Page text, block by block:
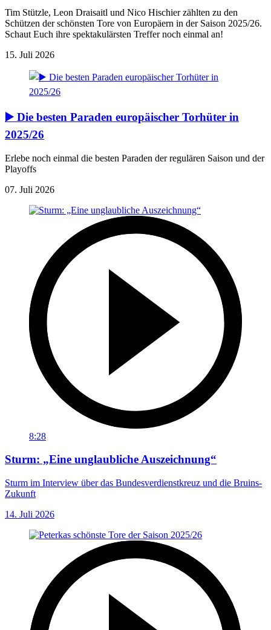
Tim Stützle, Leon Draisaitl und Nico Hischier zählten zu den
Schützen der schönsten Tore von Europäern in der Saison 2025/26.
Schaut Euch ihre spektakulärsten Treffer noch einmal an!
15. Juli 2026
▶️ Die besten Paraden europäischer Torhüter in
2025/26
Erlebe noch einmal die besten Paraden der regulären Saison und der
Playoffs
07. Juli 2026
8:28
Sturm: „Eine unglaubliche Auszeichnung“
Sturm im Interview über das Bundesverdienstkreuz und die Bruins-
Zukunft
14. Juli 2026